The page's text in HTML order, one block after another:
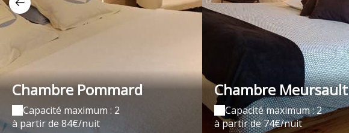
Chambre Pommard
Capacité maximum : 2
à partir de 84€/nuit
Chambre Meursault
Capacité maximum : 2
à partir de 74€/nuit